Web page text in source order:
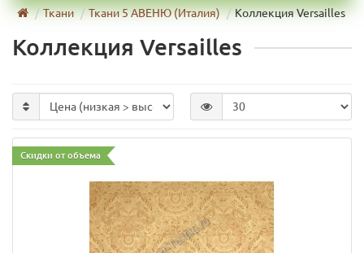
Ткани Ткани 5 АВЕНЮ (Италия) Коллекция Versailles
Коллекция Versailles
Скидки от объема